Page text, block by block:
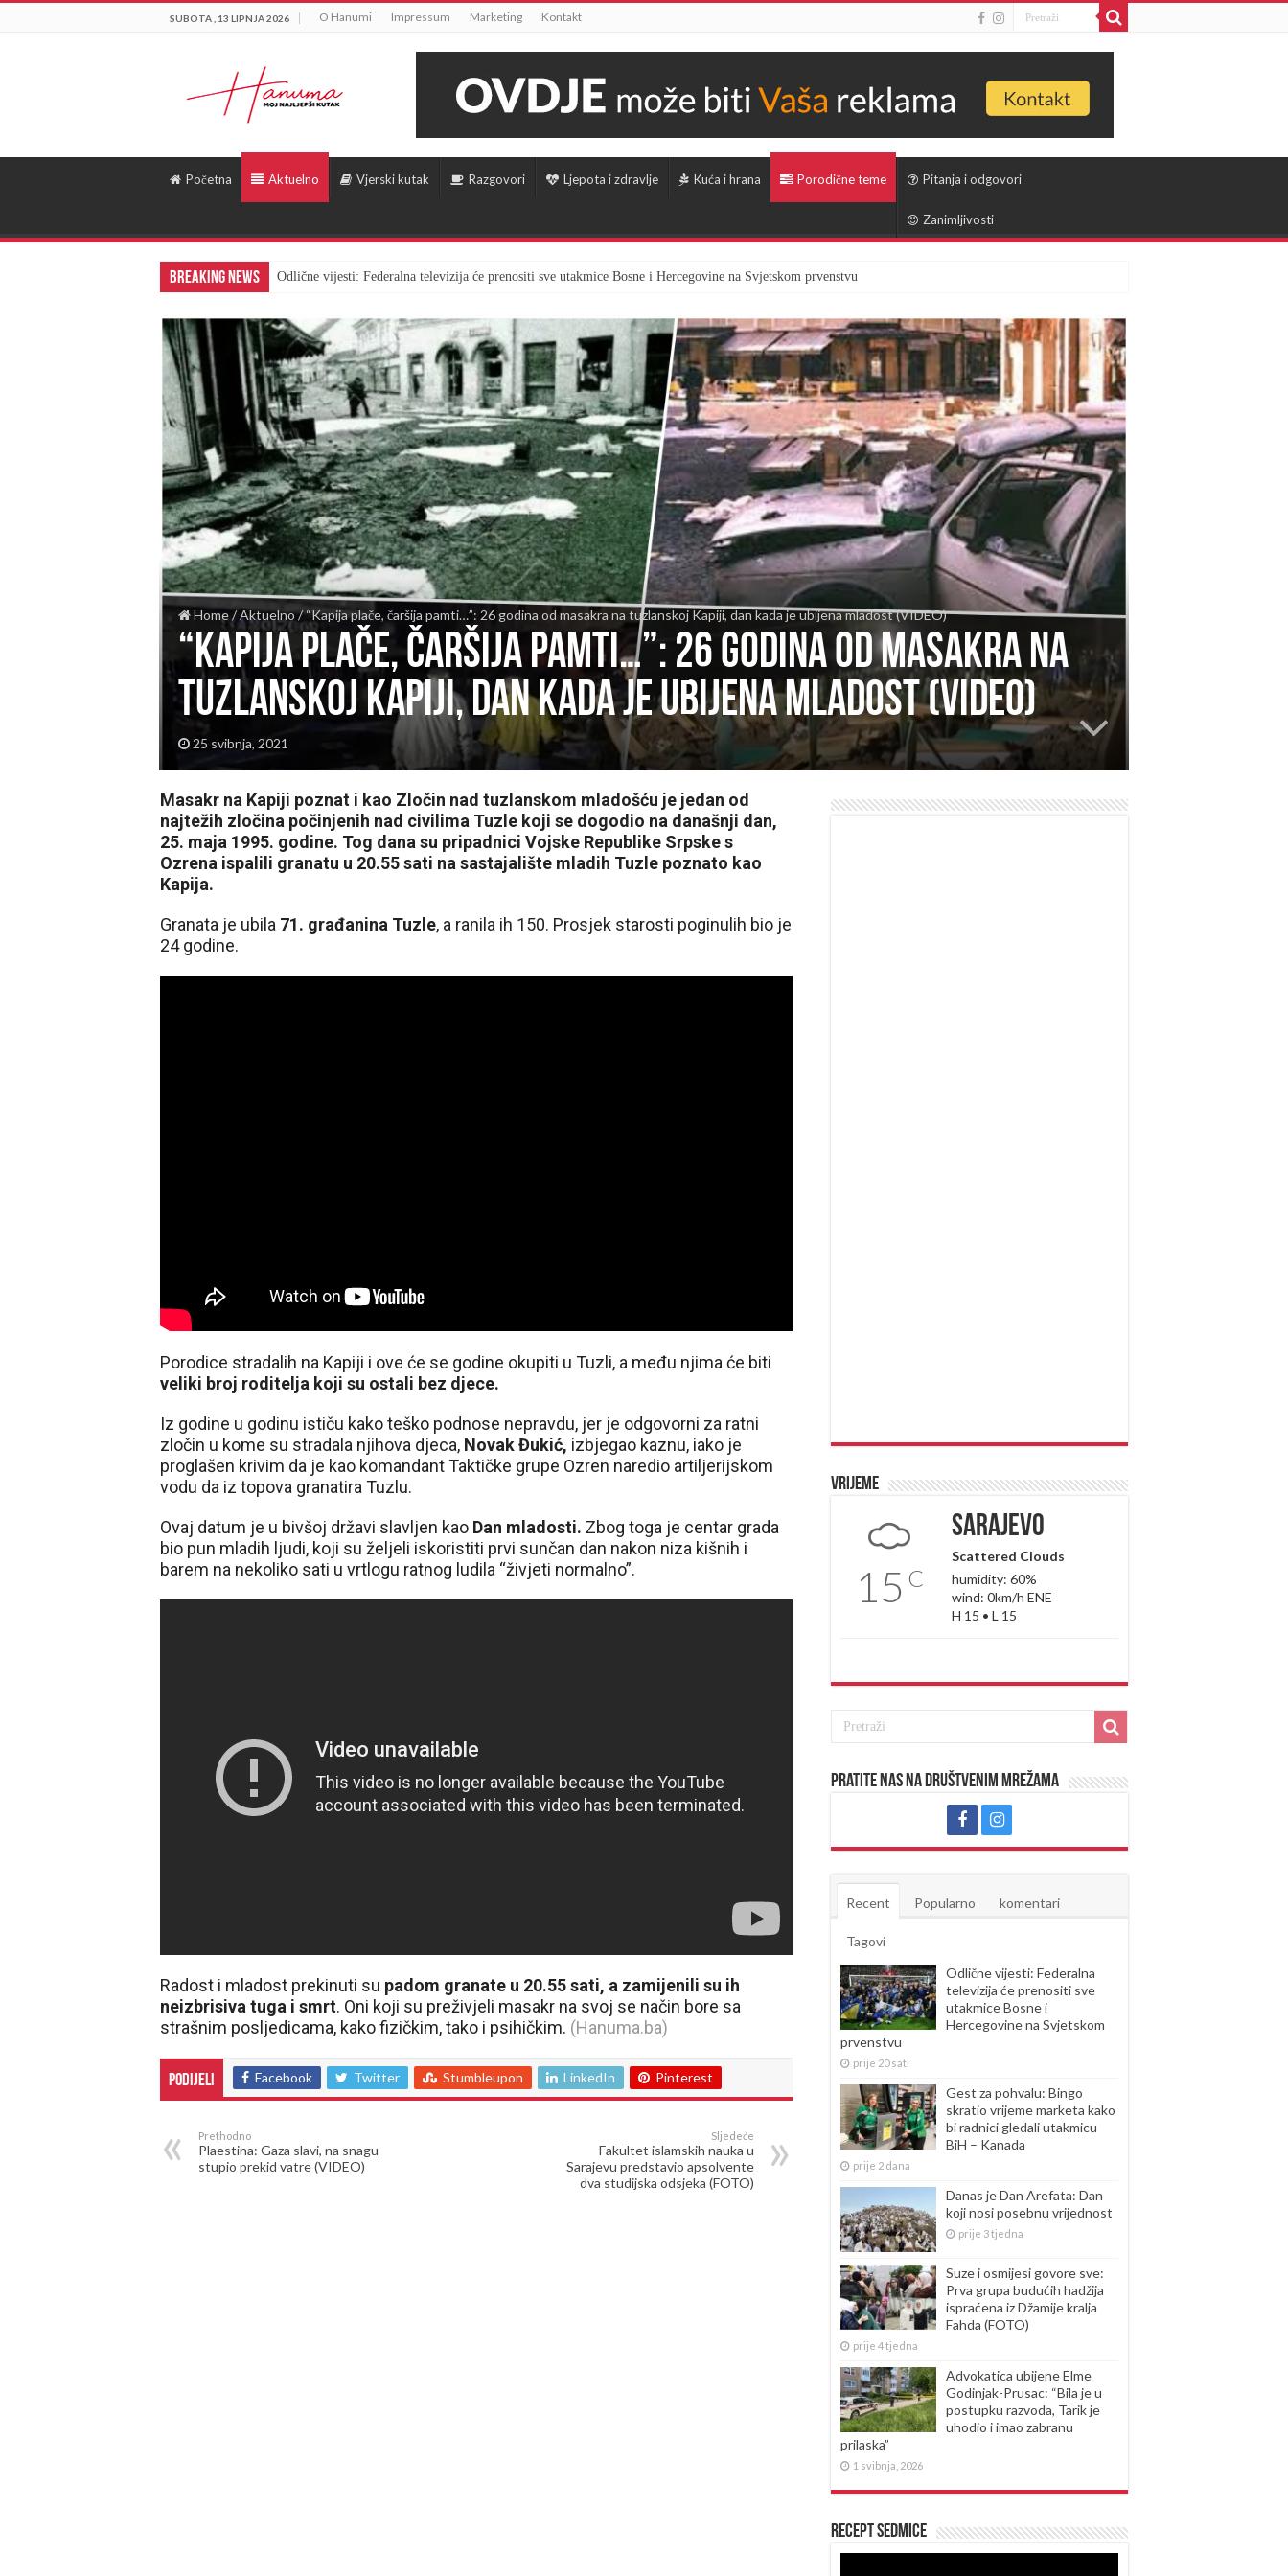
SUBOTA , 13 LIPNJA 2026 O Hanumi Impressum Marketing Kontakt
Početna Aktuelno Vjerski kutak Razgovori Ljepota i zdravlje Kuća i hrana Porodične teme Pitanja i odgovori
Zanimljivosti
Breaking News Odlične vijesti: Federalna televizija će prenositi sve utakmice Bosne i Hercegovine na Svjetskom prvenstvu
Home/Aktuelno/“Kapija plače, čaršija pamti…”: 26 godina od masakra na tuzlanskoj Kapiji, dan kada je ubijena mladost (VIDEO)
“Kapija plače, čaršija pamti…”: 26 godina od masakra na
tuzlanskoj Kapiji, dan kada je ubijena mladost (VIDEO)
25 svibnja, 2021
Masakr na Kapiji poznat i kao Zločin nad tuzlanskom mladošću je jedan od
najtežih zločina počinjenih nad civilima Tuzle koji se dogodio na današnji dan,
25. maja 1995. godine. Tog dana su pripadnici Vojske Republike Srpske s
Ozrena ispalili granatu u 20.55 sati na sastajalište mladih Tuzle poznato kao
Kapija.
Granata je ubila 71. građanina Tuzle, a ranila ih 150. Prosjek starosti poginulih bio je
24 godine.
Porodice stradalih na Kapiji i ove će se godine okupiti u Tuzli, a među njima će biti
veliki broj roditelja koji su ostali bez djece.
Iz godine u godinu ističu kako teško podnose nepravdu, jer je odgovorni za ratni
zločin u kome su stradala njihova djeca, Novak Đukić, izbjegao kaznu, iako je
proglašen krivim da je kao komandant Taktičke grupe Ozren naredio artiljerijskom
vodu da iz topova granatira Tuzlu.
Ovaj datum je u bivšoj državi slavljen kao Dan mladosti. Zbog toga je centar grada
bio pun mladih ljudi, koji su željeli iskoristiti prvi sunčan dan nakon niza kišnih i
barem na nekoliko sati u vrtlogu ratnog ludila “živjeti normalno”.
Radost i mladost prekinuti su padom granate u 20.55 sati, a zamijenili su ih
neizbrisiva tuga i smrt. Oni koji su preživjeli masakr na svoj se način bore sa
strašnim posljedicama, kako fizičkim, tako i psihičkim. (Hanuma.ba)
Podijeli Facebook Twitter Stumbleupon LinkedIn Pinterest
Prethodno
Plaestina: Gaza slavi, na snagu
stupio prekid vatre (VIDEO)
Sljedeće
Fakultet islamskih nauka u
Sarajevu predstavio apsolvente
dva studijska odsjeka (FOTO)
Vrijeme
15 C
Sarajevo
Scattered Clouds
humidity: 60%
wind: 0km/h ENE
H 15 • L 15
Pratite nas na društvenim mrežama
Recent Popularno komentari
Tagovi
Odlične vijesti: Federalna
televizija će prenositi sve
utakmice Bosne i
Hercegovine na Svjetskom
prvenstvu
prije 20 sati
Gest za pohvalu: Bingo
skratio vrijeme marketa kako
bi radnici gledali utakmicu
BiH – Kanada
prije 2 dana
Danas je Dan Arefata: Dan
koji nosi posebnu vrijednost
prije 3 tjedna
Suze i osmijesi govore sve:
Prva grupa budućih hadžija
ispraćena iz Džamije kralja
Fahda (FOTO)
prije 4 tjedna
Advokatica ubijene Elme
Godinjak-Prusac: “Bila je u
postupku razvoda, Tarik je
uhodio i imao zabranu
prilaska”
1 svibnja, 2026
Recept sedmice